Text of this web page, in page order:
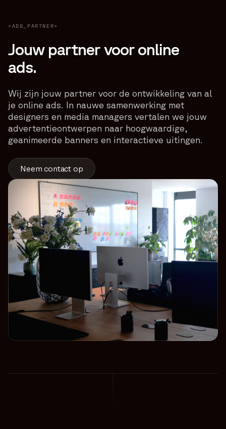
<ADS_PARTNER>
Jouw partner voor online
ads.
Wij zijn jouw partner voor de ontwikkeling van al
je online ads. In nauwe samenwerking met
designers en media managers vertalen we jouw
advertentieontwerpen naar hoogwaardige,
geanimeerde banners en interactieve uitingen.
Neem contact op